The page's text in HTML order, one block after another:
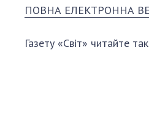
ПОВНА ЕЛЕКТРОННА
Газету «Світ» читайте